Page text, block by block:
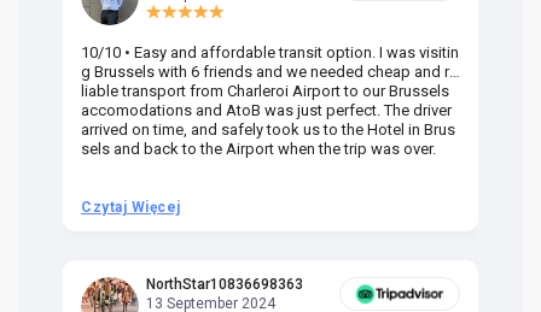
10/10 • Easy and affordable transit option. I was visitin
g Brussels with 6 friends and we needed cheap and re
liable transport from Charleroi Airport to our Brussels
accomodations and AtoB was just perfect. The driver
arrived on time, and safely took us to the Hotel in Brus
sels and back to the Airport when the trip was over.
Czytaj Więcej
NorthStar10836698363
13 September 2024